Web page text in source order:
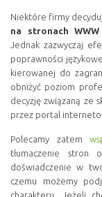
Niektóre firmy
na stronach
Jednak zazwyczaj
poprawności
kierowanej do
obniżyć poziom
decyzję związaną ze
przez portal
Polecamy zatem
tłumaczenie stron
doświadczenie w
czemu możemy
charakteru. Jeżeli